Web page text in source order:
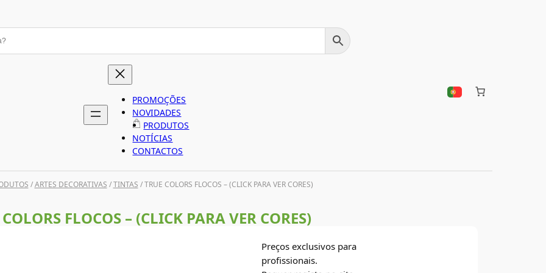
PROMOÇÕES
NOVIDADES
PRODUTOS
NOTÍCIAS
CONTACTOS
/ARTES DECORATIVAS /TINTAS / TRUE COLORS FLOCOS – (CLICK PARA VER CORES)
FLOCOS – (CLICK PARA VER CORES)
Preços exclusivos para
profissionais.